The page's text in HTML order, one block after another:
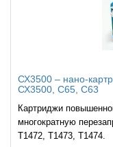
СХ3500 – нано-
СХ3500, С65, C63
Картриджи
многократную
T1472, T1473, T1474.